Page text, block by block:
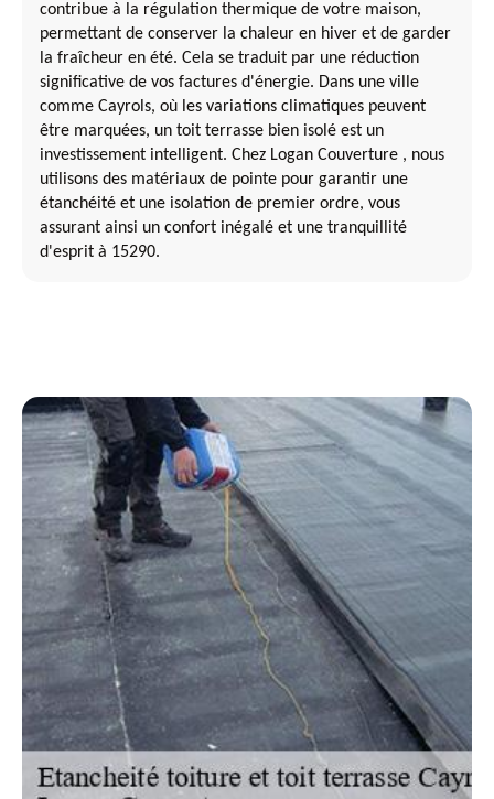
contribue à la régulation thermique de votre maison,
permettant de conserver la chaleur en hiver et de garder
la fraîcheur en été. Cela se traduit par une réduction
significative de vos factures d'énergie. Dans une ville
comme Cayrols, où les variations climatiques peuvent
être marquées, un toit terrasse bien isolé est un
investissement intelligent. Chez Logan Couverture , nous
utilisons des matériaux de pointe pour garantir une
étanchéité et une isolation de premier ordre, vous
assurant ainsi un confort inégalé et une tranquillité
d'esprit à 15290.